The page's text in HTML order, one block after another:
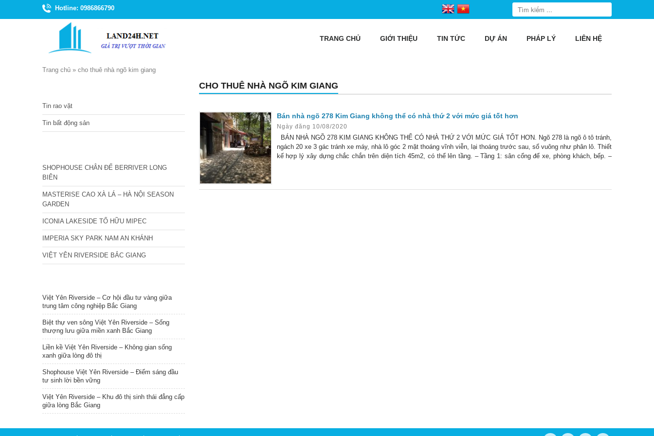
Hotline: 0986866790
TRANG CHỦ GIỚI THIỆU TIN TỨC DỰ ÁN PHÁP LÝ LIÊN HỆ
Trang chủ » cho thuê nhà ngõ kim giang
CHO THUÊ NHÀ NGÕ KIM GIANG
Bán nhà ngõ 278 Kim Giang không thể có nhà thứ 2 với mức giá tốt hơn
Ngày đăng 10/08/2020
BÁN NHÀ NGÕ 278 KIM GIANG KHÔNG THỂ CÓ NHÀ THỨ 2 VỚI MỨC GIÁ TỐT HƠN. Ngõ 278 là ngõ ô tô tránh,
ngách 20 xe 3 gác tránh xe máy, nhà lô góc 2 mặt thoáng vĩnh viễn, lại thoáng trước sau, sổ vuông như phân lô. Thiết
kế hợp lý xây dựng chắc chắn trên diện tích 45m2, có thể lên tầng. – Tầng 1: sân cổng để xe, phòng khách, bếp. –
Tin rao vặt
Tin bất động sản
SHOPHOUSE CHÂN ĐẾ BERRIVER LONG
BIÊN
MASTERISE CAO XÀ LÁ – HÀ NỘI SEASON
GARDEN
ICONIA LAKESIDE TỐ HỮU MIPEC
IMPERIA SKY PARK NAM AN KHÁNH
VIỆT YÊN RIVERSIDE BẮC GIANG
Việt Yên Riverside – Cơ hội đầu tư vàng giữa
trung tâm công nghiệp Bắc Giang
Biệt thự ven sông Việt Yên Riverside – Sống
thượng lưu giữa miền xanh Bắc Giang
Liền kề Việt Yên Riverside – Không gian sống
xanh giữa lòng đô thị
Shophouse Việt Yên Riverside – Điểm sáng đầu
tư sinh lời bền vững
Việt Yên Riverside – Khu đô thị sinh thái đẳng cấp
giữa lòng Bắc Giang